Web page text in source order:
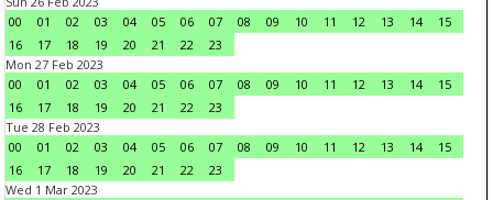
00
01 02 03 04 05 06 07 08 09 10 11 12 13 14
15
16
17 18 19 20 21 22
23
Mon 27 Feb 2023
00
01 02 03 04 05 06 07 08 09 10 11 12 13 14
15
16
17 18 19 20 21 22
23
Tue 28 Feb 2023
00
01 02 03 04 05 06 07 08 09 10 11 12 13 14
15
16
17 18 19 20 21 22
23
Wed 1 Mar 2023